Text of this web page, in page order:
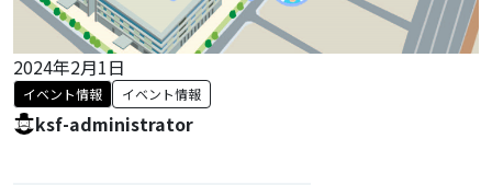
2024年2月1日
イベント情報 イベント情報
ksf-administrator